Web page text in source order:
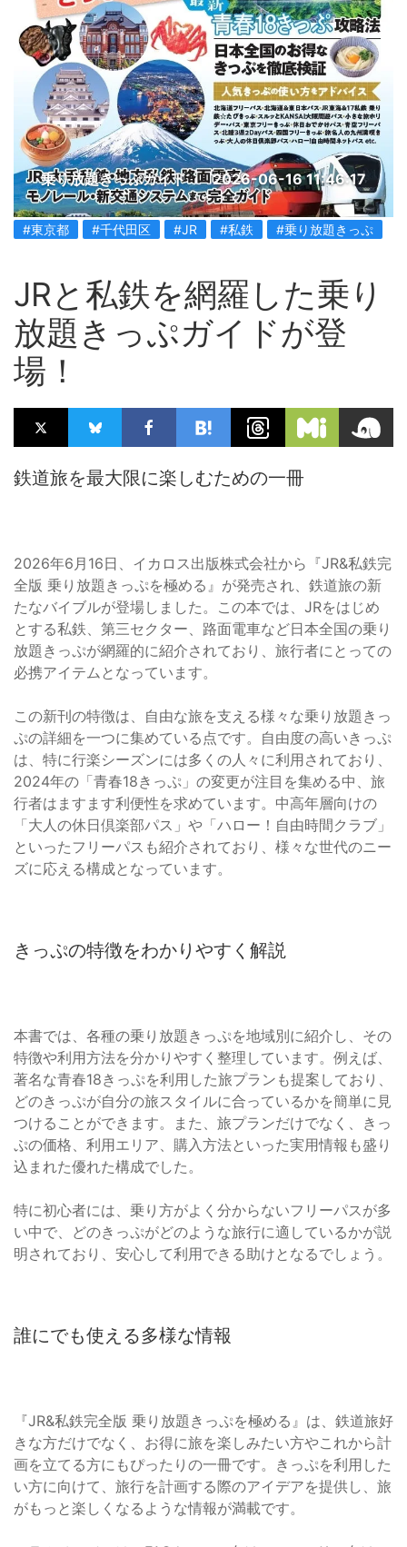
乗り放題きっぷガイド 2026-06-16 11:46:17
#東京都 #千代田区 #JR #私鉄 #乗り放題きっぷ
JRと私鉄を網羅した乗り
放題きっぷガイドが登
場！
鉄道旅を最大限に楽しむための一冊
2026年6月16日、イカロス出版株式会社から『JR&私鉄完
全版 乗り放題きっぷを極める』が発売され、鉄道旅の新
たなバイブルが登場しました。この本では、JRをはじめ
とする私鉄、第三セクター、路面電車など日本全国の乗り
放題きっぷが網羅的に紹介されており、旅行者にとっての
必携アイテムとなっています。
この新刊の特徴は、自由な旅を支える様々な乗り放題きっ
ぷの詳細を一つに集めている点です。自由度の高いきっぷ
は、特に行楽シーズンには多くの人々に利用されており、
2024年の「青春18きっぷ」の変更が注目を集める中、旅
行者はますます利便性を求めています。中高年層向けの
「大人の休日倶楽部パス」や「ハロー！自由時間クラブ」
といったフリーパスも紹介されており、様々な世代のニー
ズに応える構成となっています。
きっぷの特徴をわかりやすく解説
本書では、各種の乗り放題きっぷを地域別に紹介し、その
特徴や利用方法を分かりやすく整理しています。例えば、
著名な青春18きっぷを利用した旅プランも提案しており、
どのきっぷが自分の旅スタイルに合っているかを簡単に見
つけることができます。また、旅プランだけでなく、きっ
ぷの価格、利用エリア、購入方法といった実用情報も盛り
込まれた優れた構成でした。
特に初心者には、乗り方がよく分からないフリーパスが多
い中で、どのきっぷがどのような旅行に適しているかが説
明されており、安心して利用できる助けとなるでしょう。
誰にでも使える多様な情報
『JR&私鉄完全版 乗り放題きっぷを極める』は、鉄道旅好
きな方だけでなく、お得に旅を楽しみたい方やこれから計
画を立てる方にもぴったりの一冊です。きっぷを利用した
い方に向けて、旅行を計画する際のアイデアを提供し、旅
がもっと楽しくなるような情報が満載です。